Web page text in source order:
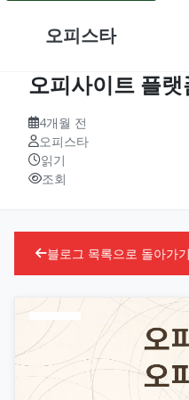
오피스타
오피사이트 플랫
4개월 전
오피스타
읽기
조회
블로그 목록으로 돌아가기